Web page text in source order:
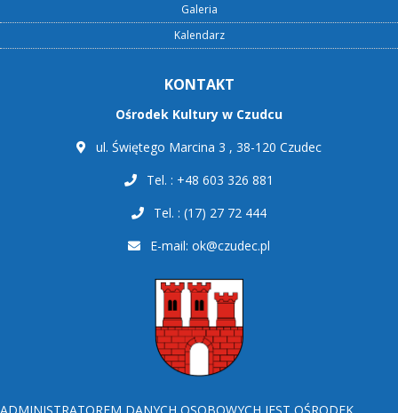
Galeria
Kalendarz
KONTAKT
Ośrodek Kultury w Czudcu
ul. Świętego Marcina 3 , 38-120 Czudec
Tel. : +48 603 326 881
Tel. : (17) 27 72 444
E-mail: ok@czudec.pl
ADMINISTRATOREM DANYCH OSOBOWYCH JEST OŚRODEK